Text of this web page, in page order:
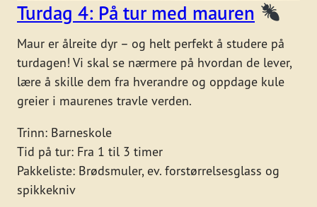
Turdag 4: På tur med mauren
Maur er ålreite dyr – og helt perfekt å studere på
turdagen! Vi skal se nærmere på hvordan de lever,
lære å skille dem fra hverandre og oppdage kule
greier i maurenes travle verden.
Trinn: Barneskole
Tid på tur: Fra 1 til 3 timer
Pakkeliste: Brødsmuler, ev. forstørrelsesglass og
spikkekniv